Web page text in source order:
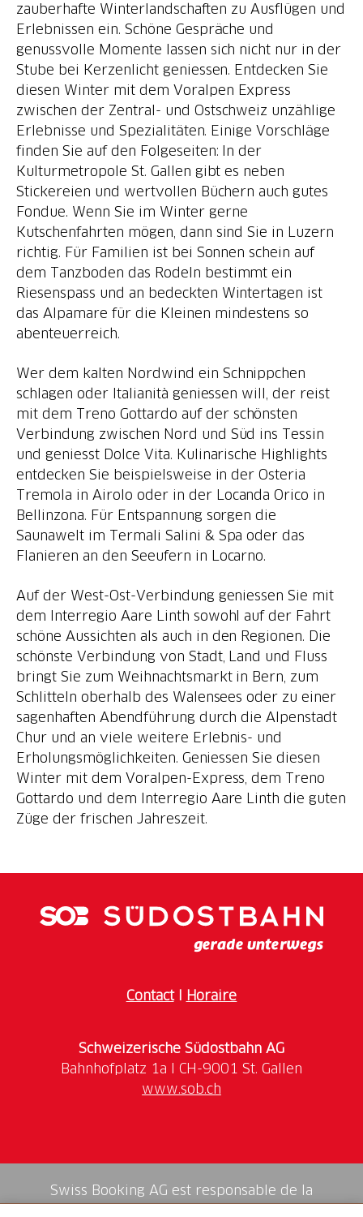
zauberhafte Winterlandschaften zu Ausflügen und
Erlebnissen ein. Schöne Gespräche und
genussvolle Momente lassen sich nicht nur in der
Stube bei Kerzenlicht geniessen. Entdecken Sie
diesen Winter mit dem Voralpen Express
zwischen der Zentral- und Ostschweiz unzählige
Erlebnisse und Spezialitäten. Einige Vorschläge
finden Sie auf den Folgeseiten: In der
Kulturmetropole St. Gallen gibt es neben
Stickereien und wertvollen Büchern auch gutes
Fondue. Wenn Sie im Winter gerne
Kutschenfahrten mögen, dann sind Sie in Luzern
richtig. Für Familien ist bei Sonnen schein auf
dem Tanzboden das Rodeln bestimmt ein
Riesenspass und an bedeckten Wintertagen ist
das Alpamare für die Kleinen mindestens so
abenteuerreich.
Wer dem kalten Nordwind ein Schnippchen
schlagen oder Italianità geniessen will, der reist
mit dem Treno Gottardo auf der schönsten
Verbindung zwischen Nord und Süd ins Tessin
und geniesst Dolce Vita. Kulinarische Highlights
entdecken Sie beispielsweise in der Osteria
Tremola in Airolo oder in der Locanda Orico in
Bellinzona. Für Entspannung sorgen die
Saunawelt im Termali Salini & Spa oder das
Flanieren an den Seeufern in Locarno.
Auf der West-Ost-Verbindung geniessen Sie mit
dem Interregio Aare Linth sowohl auf der Fahrt
schöne Aussichten als auch in den Regionen. Die
schönste Verbindung von Stadt, Land und Fluss
bringt Sie zum Weihnachtsmarkt in Bern, zum
Schlitteln oberhalb des Walensees oder zu einer
sagenhaften Abendführung durch die Alpenstadt
Chur und an viele weitere Erlebnis- und
Erholungsmöglichkeiten. Geniessen Sie diesen
Winter mit dem Voralpen-Express, dem Treno
Gottardo und dem Interregio Aare Linth die guten
Züge der frischen Jahreszeit.
ContactI Horaire
Schweizerische Südostbahn AG
www.sob.ch
Swiss Booking AG est responsable de la